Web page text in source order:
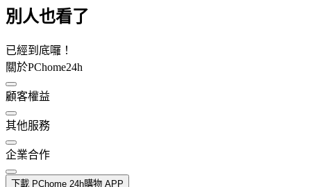
別人也看了
已經到底囉！
關於PChome24h
顧客權益
其他服務
企業合作
下載 PChome 24h購物 APP